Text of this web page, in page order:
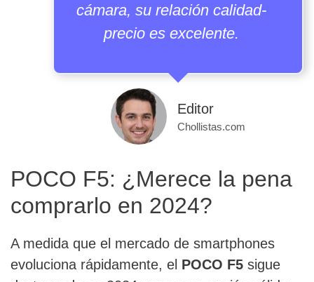
cámara, su relación calidad-
precio es excelente.
Editor
Chollistas.com
POCO F5: ¿Merece la pena
comprarlo en 2024?
A medida que el mercado de smartphones
evoluciona rápidamente, el POCO F5 sigue